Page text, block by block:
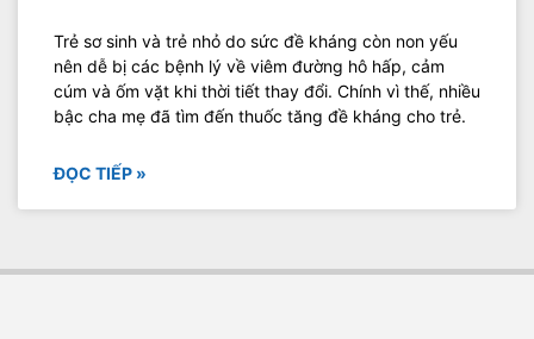
Trẻ sơ sinh và trẻ nhỏ do sức đề kháng còn non yếu
nên dễ bị các bệnh lý về viêm đường hô hấp, cảm
cúm và ốm vặt khi thời tiết thay đổi. Chính vì thế, nhiều
bậc cha mẹ đã tìm đến thuốc tăng đề kháng cho trẻ.
ĐỌC TIẾP »